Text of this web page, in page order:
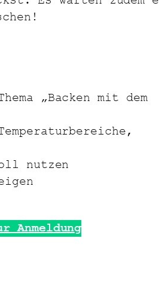
„Backen mit dem
nutzen
Anmeldung